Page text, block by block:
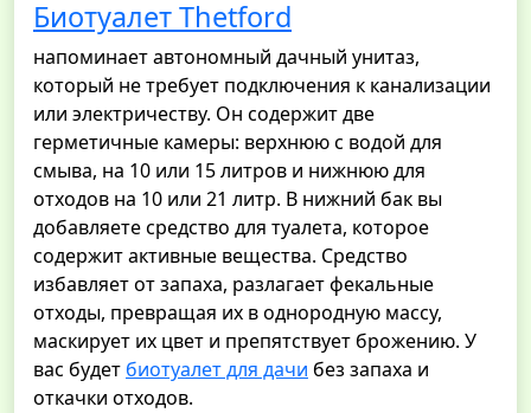
Биотуалет Thetford
напоминает автономный дачный унитаз,
который не требует подключения к канализации
или электричеству. Он содержит две
герметичные камеры: верхнюю с водой для
смыва, на 10 или 15 литров и нижнюю для
отходов на 10 или 21 литр. В нижний бак вы
добавляете средство для туалета, которое
содержит активные вещества. Средство
избавляет от запаха, разлагает фекальные
отходы, превращая их в однородную массу,
маскирует их цвет и препятствует брожению. У
вас будет биотуалет для дачи без запаха и
откачки отходов.